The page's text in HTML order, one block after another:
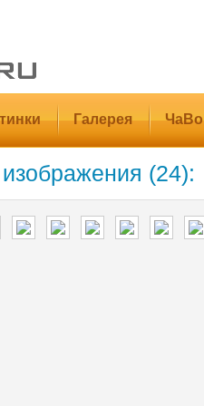
Галерея ЧаВо
(24):